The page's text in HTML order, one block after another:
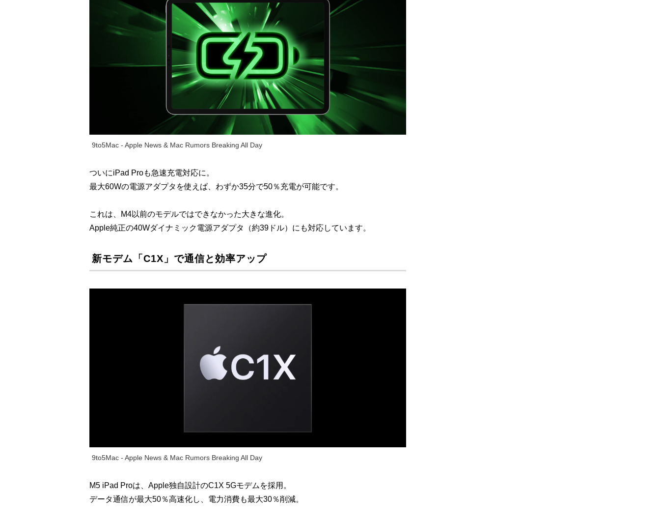
9to5Mac - Apple News & Mac Rumors Breaking All Day
ついにiPad Proも急速充電対応に。
最大60Wの電源アダプタを使えば、わずか35分で50％充電が可能です。
これは、M4以前のモデルではできなかった大きな進化。
Apple純正の40Wダイナミック電源アダプタ（約39ドル）にも対応しています。
新モデム「C1X」で通信と効率アップ
9to5Mac - Apple News & Mac Rumors Breaking All Day
M5 iPad Proは、Apple独自設計のC1X 5Gモデムを採用。
データ通信が最大50％高速化し、電力消費も最大30％削減。